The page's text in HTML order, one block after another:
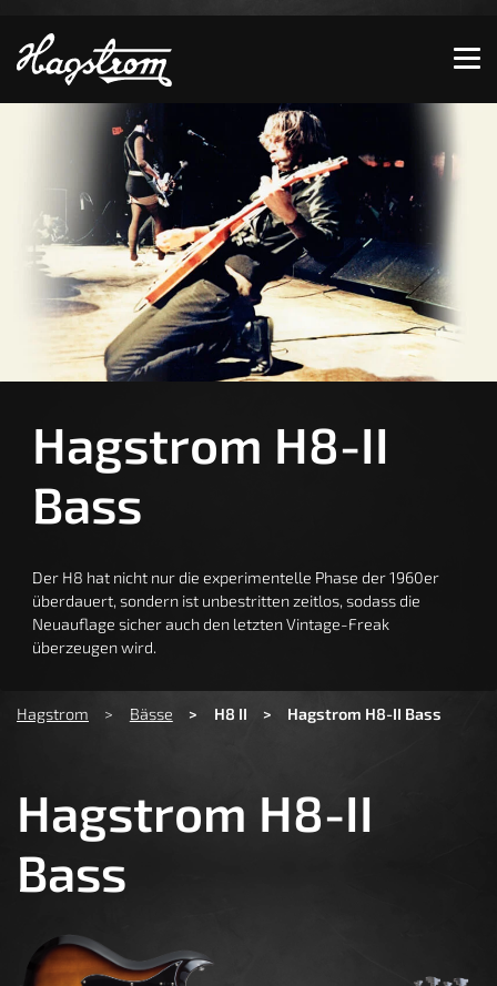
Zeige besser passende Version dieser Seite
Diese Meldung nicht mehr anzeigen
Hagstrom H8-II
Bass
Der H8 hat nicht nur die experimentelle Phase der 1960er
überdauert, sondern ist unbestritten zeitlos, sodass die
Neuauflage sicher auch den letzten Vintage-Freak
überzeugen wird.
Hagstrom Bässe H8 II Hagstrom H8-II Bass
Hagstrom H8-II
Bass